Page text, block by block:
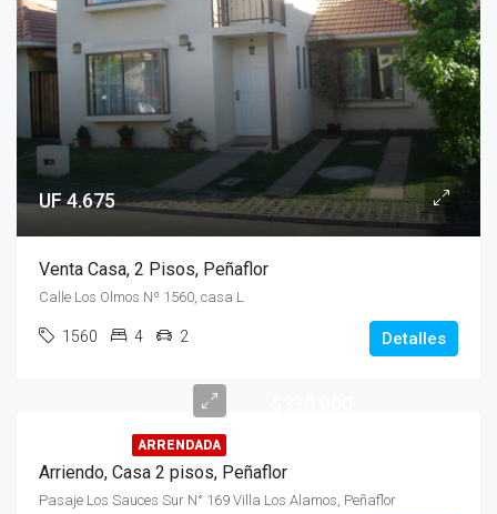
UF 4.675
Venta Casa, 2 Pisos, Peñaflor
Calle Los Olmos Nº 1560, casa L
1560 4 2 Detalles
ARRENDADA
Arriendo, Casa 2 pisos, Peñaflor
Pasaje Los Sauces Sur N° 169 Villa Los Alamos, Peñaflor